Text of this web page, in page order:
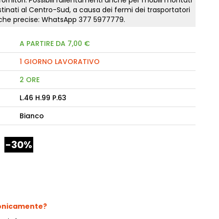
Like
Stella
armadio Atlantic
notte Miss
al Centro-Sud, a causa dei fermi dei trasportatori
precise: WhatsApp 377 5977779.
A PARTIRE DA 7,00 €
1 GIORNO LAVORATIVO
2 ORE
L.46 H.99 P.63
Bianco
-30%